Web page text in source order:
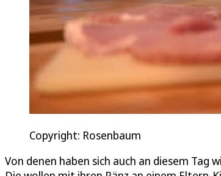
Copyright: Rosenbaum
Von denen haben sich auch an diesem